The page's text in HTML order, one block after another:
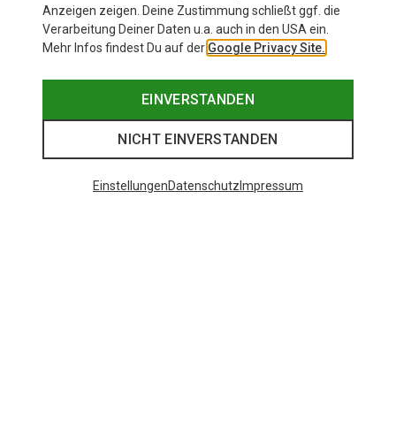
Anzeigen zeigen. Deine Zustimmung schließt ggf. die
Verarbeitung Deiner Daten u.a. auch in den USA ein.
Mehr Infos findest Du auf der Google Privacy Site.
EINVERSTANDEN
NICHT EINVERSTANDEN
EinstellungenDatenschutz Impressum